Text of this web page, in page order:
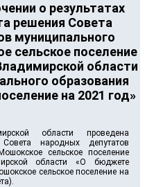
о результатах
решения Совета
муниципального
сельское поселение
области
образования
на 2021 год»
области проведена
народных депутатов
сельское поселение
области «О бюджете
сельское поселение на